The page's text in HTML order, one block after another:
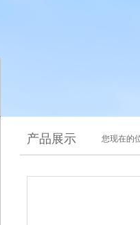
产品展示 您现在的